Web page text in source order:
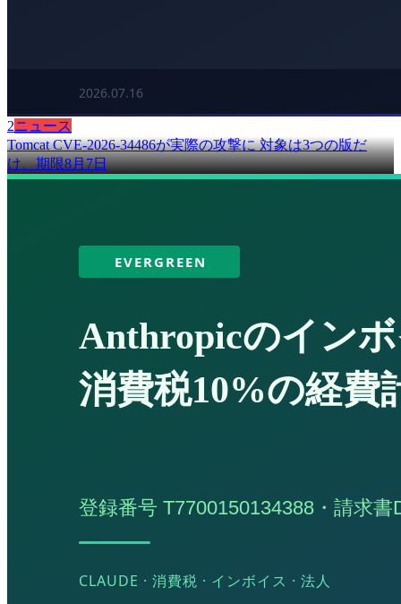
2ニュース
Tomcat CVE-2026-34486が実際の攻撃に 対象は3つの版だ
け、期限8月7日